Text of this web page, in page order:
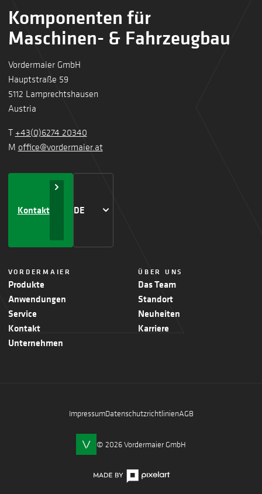
Komponenten für
Maschinen- & Fahrzeugbau
Vordermaier GmbH
Hauptstraße 59
5112 Lamprechtshausen
Austria
T +43(0)6274 20340
M office@vordermaier.at
Kontakt DE
VORDERMAIER
Produkte
Anwendungen
Service
Kontakt
Unternehmen
ÜBER UNS
Das Team
Standort
Neuheiten
Karriere
ImpressumDatenschutzrichtlinienAGB
© 2026 Vordermaier GmbH